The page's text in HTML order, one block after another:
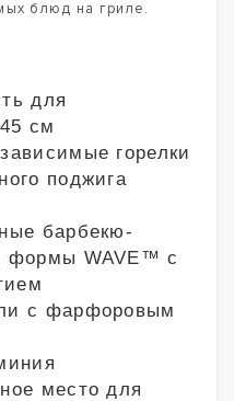
блюд на гриле.
для
см
горелки
поджига
барбекю-
формы WAVE™ с
с фарфоровым
место для